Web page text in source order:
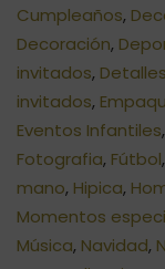
Cumpleaños,
Decoración,
invitados,
invitados,
Eventos Infantiles,
Fotografia, Fútbol,
mano, Hipica,
Momentos
Música, Navidad,